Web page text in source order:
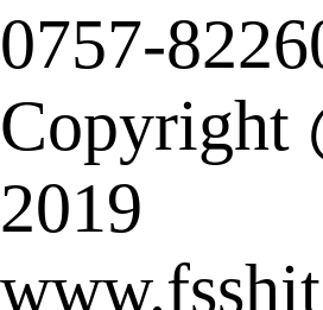
0757-
Copyright
2019